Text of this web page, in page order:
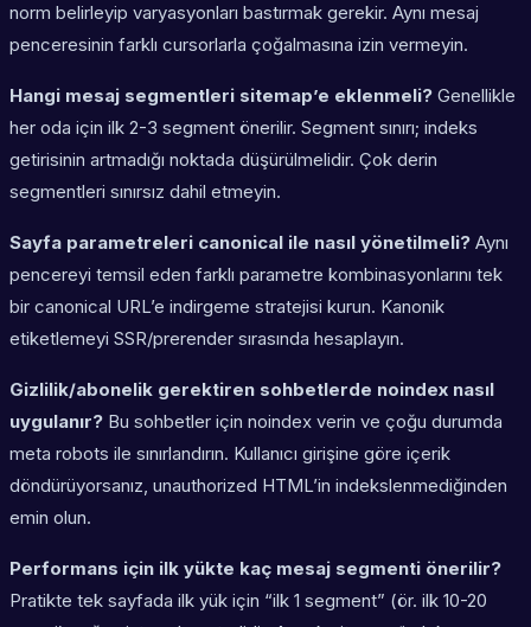
norm belirleyip varyasyonları bastırmak gerekir. Aynı mesaj
penceresinin farklı cursorlarla çoğalmasına izin vermeyin.
Hangi mesaj segmentleri sitemap’e eklenmeli? Genellikle
her oda için ilk 2-3 segment önerilir. Segment sınırı; indeks
getirisinin artmadığı noktada düşürülmelidir. Çok derin
segmentleri sınırsız dahil etmeyin.
Sayfa parametreleri canonical ile nasıl yönetilmeli? Aynı
pencereyi temsil eden farklı parametre kombinasyonlarını tek
bir canonical URL’e indirgeme stratejisi kurun. Kanonik
etiketlemeyi SSR/prerender sırasında hesaplayın.
Gizlilik/abonelik gerektiren sohbetlerde noindex nasıl
uygulanır? Bu sohbetler için noindex verin ve çoğu durumda
meta robots ile sınırlandırın. Kullanıcı girişine göre içerik
döndürüyorsanız, unauthorized HTML’in indekslenmediğinden
emin olun.
Performans için ilk yükte kaç mesaj segmenti önerilir?
Pratikte tek sayfada ilk yük için “ilk 1 segment” (ör. ilk 10-20